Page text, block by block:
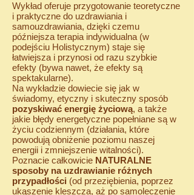
Wykład oferuje przygotowanie teoretyczne
i praktyczne do uzdrawiania i
samouzdrawiania, dzięki czemu
późniejsza terapia indywidualna (w
podejściu Holistycznym) staje się
łatwiejsza i przynosi od razu szybkie
efekty (bywa nawet, że efekty są
spektakularne).
Na wykładzie dowiecie się jak w
świadomy, etyczny i skuteczny sposób
pozyskiwać energię życiową, a także
jakie błędy energetyczne popełniane są w
życiu codziennym (działania, które
powodują obniżenie poziomu naszej
energii i zmniejszenie witalności).
Poznacie całkowicie NATURALNE
sposoby na uzdrawianie różnych
przypadłości (od przeziębienia, poprzez
ukąszenie kleszcza, aż po samoleczenie